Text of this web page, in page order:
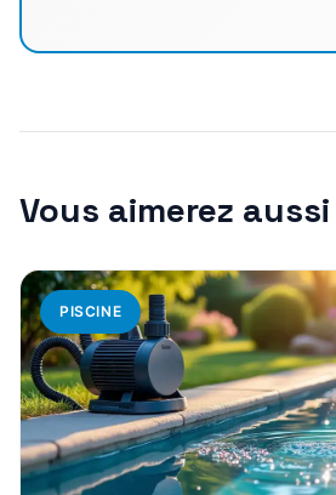
Vous aimerez aussi
PISCINE